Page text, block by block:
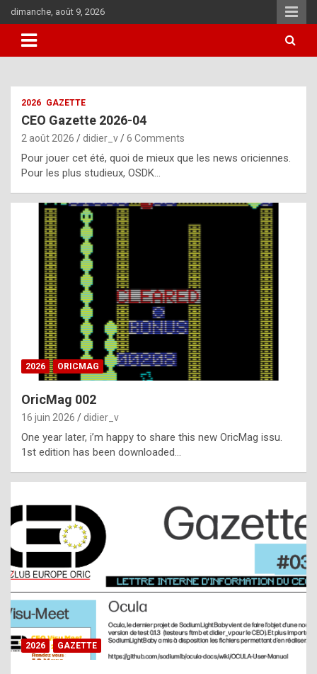
Skip
to
content
dimanche, août 9, 2026
i
u
l
y
d
i
ff
i
l
t
t
s
t
a
s
i
2026 GAZETTE
CEO Gazette 2026-04
2 août 2026 didier_v 6 Comments
Pour jouer cet été, quoi de mieux que les news oriciennes.
Pour les plus studieux, OSDK…
2026 ORICMAG
OricMag 002
16 juin 2026 didier_v
One year later, i’m happy to share this new OricMag issu.
1st edition has been downloaded…
2026 GAZETTE